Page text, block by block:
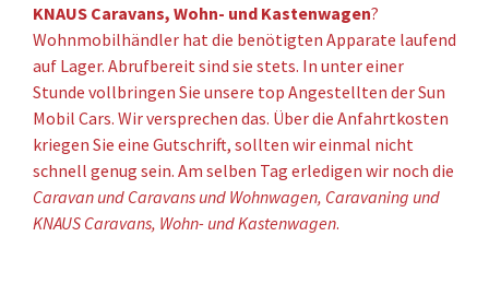
KNAUS Caravans, Wohn- und Kastenwagen?
Wohnmobilhändler hat die benötigten Apparate laufend
auf Lager. Abrufbereit sind sie stets. In unter einer
Stunde vollbringen Sie unsere top Angestellten der Sun
Mobil Cars. Wir versprechen das. Über die Anfahrtkosten
kriegen Sie eine Gutschrift, sollten wir einmal nicht
schnell genug sein. Am selben Tag erledigen wir noch die
Caravan und Caravans und Wohnwagen, Caravaning und
KNAUS Caravans, Wohn- und Kastenwagen.